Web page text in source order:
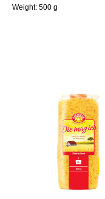
Weight: 500 g